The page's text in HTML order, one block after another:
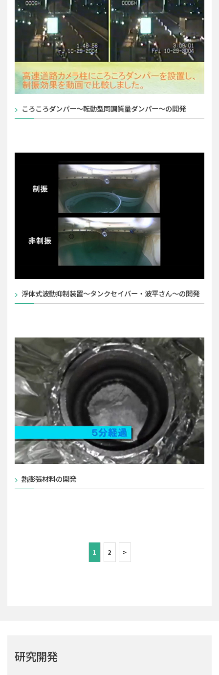
ころころダンパー～転動型同調質量ダンパー～の開発
浮体式波動抑制装置～タンクセイバー・波平さん～の開発
熱膨張材料の開発
1 2 >
研究開発